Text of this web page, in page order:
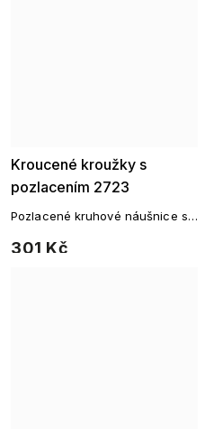
Kroucené kroužky s
pozlacením 2723
301 Kč
Pozlacené kruhové náušnice s